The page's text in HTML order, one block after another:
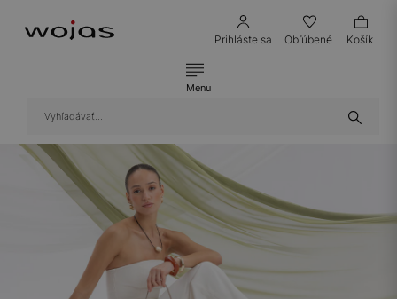
Prihláste sa Obľúbené Košík
Menu